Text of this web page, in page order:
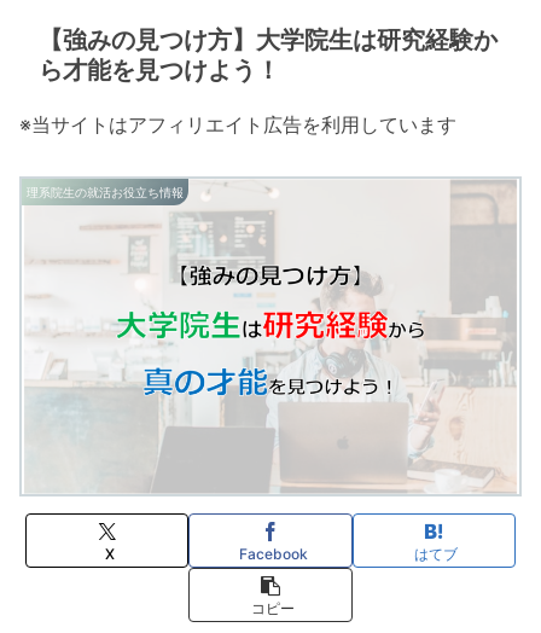
【強みの見つけ方】大学院生は研究経験か
ら才能を見つけよう！
※当サイトはアフィリエイト広告を利用しています
理系院生の就活お役立ち情報
X Facebook はてブ
コピー